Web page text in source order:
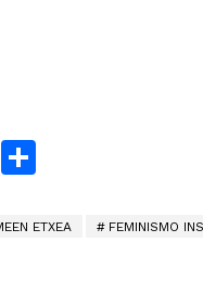
Email
ETXEA FEMINISMO